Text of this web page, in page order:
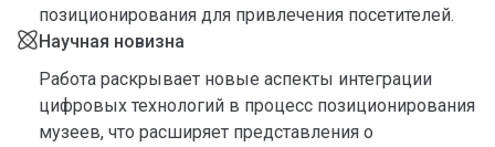
позиционирования для привлечения посетителей.
Научная новизна
Работа раскрывает новые аспекты интеграции
цифровых технологий в процесс позиционирования
музеев, что расширяет представления о